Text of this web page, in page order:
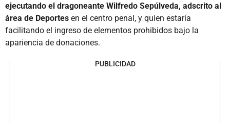
ejecutando el dragoneante Wilfredo Sepúlveda, adscrito al
área de Deportes en el centro penal, y quien estaría
facilitando el ingreso de elementos prohibidos bajo la
apariencia de donaciones.
PUBLICIDAD